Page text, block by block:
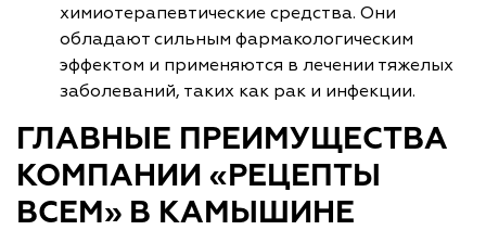
химиотерапевтические средства. Они
обладают сильным фармакологическим
эффектом и применяются в лечении тяжелых
заболеваний, таких как рак и инфекции.
ГЛАВНЫЕ ПРЕИМУЩЕСТВА
КОМПАНИИ «РЕЦЕПТЫ
ВСЕМ» В КАМЫШИНЕ